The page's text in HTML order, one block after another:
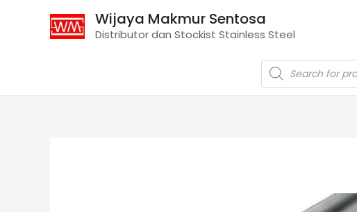
Wijaya Makmur Sentosa
Distributor dan Stockist Stainless Steel